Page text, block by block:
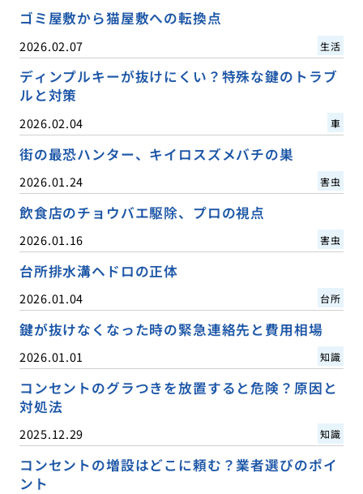
ゴミ屋敷から猫屋敷への転換点
2026.02.07 生活
ディンプルキーが抜けにくい？特殊な鍵のトラブ
ルと対策
2026.02.04 車
街の最恐ハンター、キイロスズメバチの巣
2026.01.24 害虫
飲食店のチョウバエ駆除、プロの視点
2026.01.16 害虫
台所排水溝ヘドロの正体
2026.01.04 台所
鍵が抜けなくなった時の緊急連絡先と費用相場
2026.01.01 知識
コンセントのグラつきを放置すると危険？原因と
対処法
2025.12.29 知識
コンセントの増設はどこに頼む？業者選びのポイ
ント